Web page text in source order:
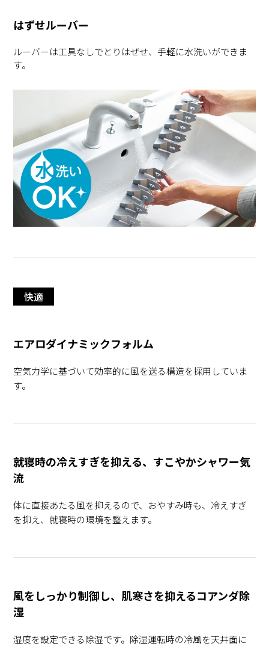
はずせルーバー
ルーバーは工具なしでとりはぜせ、手軽に水洗いができま
す。
快適
エアロダイナミックフォルム
空気力学に基づいて効率的に風を送る構造を採用していま
す。
就寝時の冷えすぎを抑える、すこやかシャワー気
流
体に直接あたる風を抑えるので、おやすみ時も、冷えすぎ
を抑え、就寝時の環境を整えます。
風をしっかり制御し、肌寒さを抑えるコアンダ除
湿
湿度を設定できる除湿です。除湿運転時の冷風を天井面に